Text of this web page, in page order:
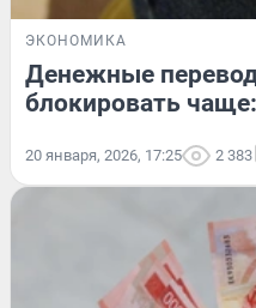
ЭКОНОМИКА
Денежные
блокировать
20 января, 2026, 17:25 2 383